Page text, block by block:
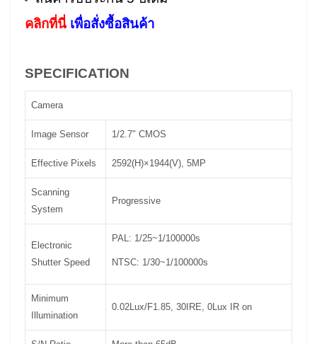
คลิกที่นี่ เพื่อสั่งซื้อสินค้า
SPECIFICATION
Camera
Image Sensor 1/2.7″ CMOS
Effective Pixels 2592(H)×1944(V), 5MP
Scanning
System
Progressive
Electronic
Shutter Speed
PAL: 1/25~1/100000s
NTSC: 1/30~1/100000s
Minimum
Illumination
0.02Lux/F1.85, 30IRE, 0Lux IR on